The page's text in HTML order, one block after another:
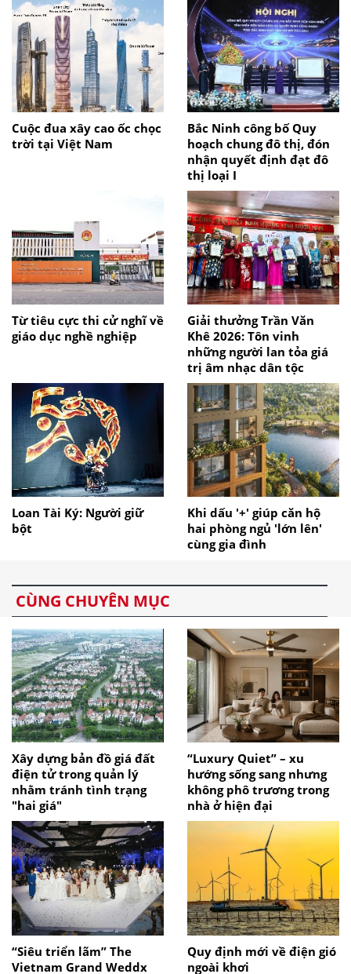
Cuộc đua xây cao ốc chọc
trời tại Việt Nam
Bắc Ninh công bố Quy
hoạch chung đô thị, đón
nhận quyết định đạt đô
thị loại I
Từ tiêu cực thi cử nghĩ về
giáo dục nghề nghiệp
Giải thưởng Trần Văn
Khê 2026: Tôn vinh
những người lan tỏa giá
trị âm nhạc dân tộc
Loan Tài Ký: Người giữ
bột
Khi dấu '+' giúp căn hộ
hai phòng ngủ 'lớn lên'
cùng gia đình
CÙNG CHUYÊN MỤC
Xây dựng bản đồ giá đất
điện tử trong quản lý
nhằm tránh tình trạng
"hai giá"
“Luxury Quiet” – xu
hướng sống sang nhưng
không phô trương trong
nhà ở hiện đại
“Siêu triển lãm” The
Vietnam Grand Weddx
Quy định mới về điện gió
ngoài khơi